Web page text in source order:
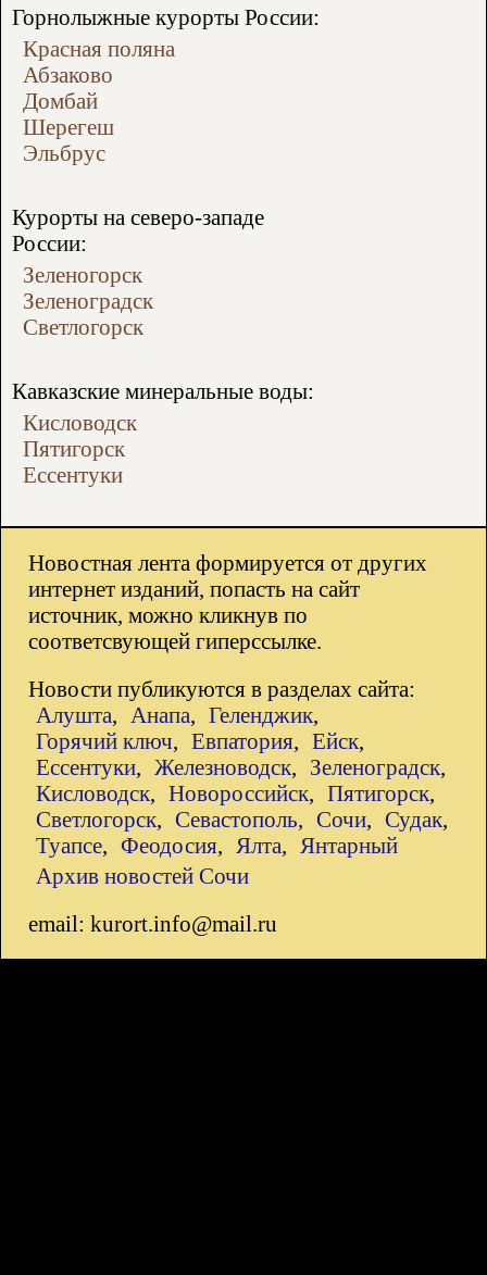
Горнолыжные курорты России:
Красная поляна
Абзаково
Домбай
Шерегеш
Эльбрус
Курорты на северо-западе
России:
Зеленогорск
Зеленоградск
Светлогорск
Кавказские минеральные воды:
Кисловодск
Пятигорск
Ессентуки
Новостная лента формируется от других
интернет изданий, попасть на сайт
источник, можно кликнув по
соответсвующей гиперссылке.
Новости публикуются в разделах сайта:
Алушта, Анапа, Геленджик,
Горячий ключ, Евпатория, Ейск,
Ессентуки, Железноводск, Зеленоградск,
Кисловодск, Новороссийск, Пятигорск,
Светлогорск, Севастополь, Сочи, Судак,
Туапсе, Феодосия, Ялта,
Янтарный
Архив новостей Сочи
email: kurort.info@mail.ru